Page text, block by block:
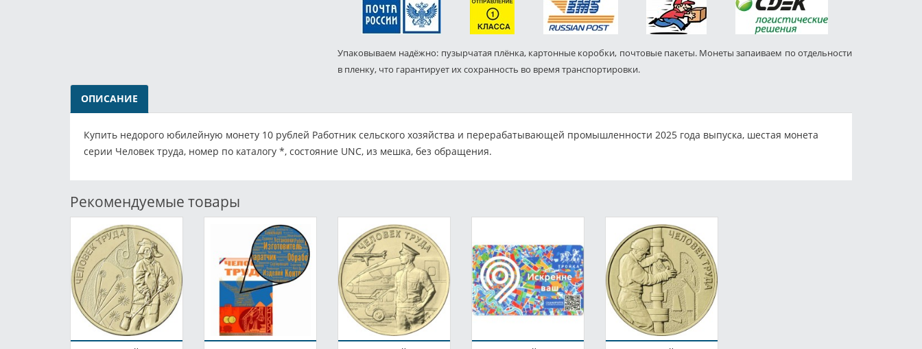
Упаковываем надёжно: пузырчатая плёнка, картонные коробки, почтовые пакеты. Монеты запаиваем по отдельности
в пленку, что гарантирует их сохранность во время транспортировки.
ОПИСАНИЕ
Купить недорого юбилейную монету 10 рублей Работник сельского хозяйства и перерабатывающей промышленности 2025 года выпуска, шестая монета
серии Человек труда, номер по каталогу *, состояние UNC, из мешка, без обращения.
Рекомендуемые товары